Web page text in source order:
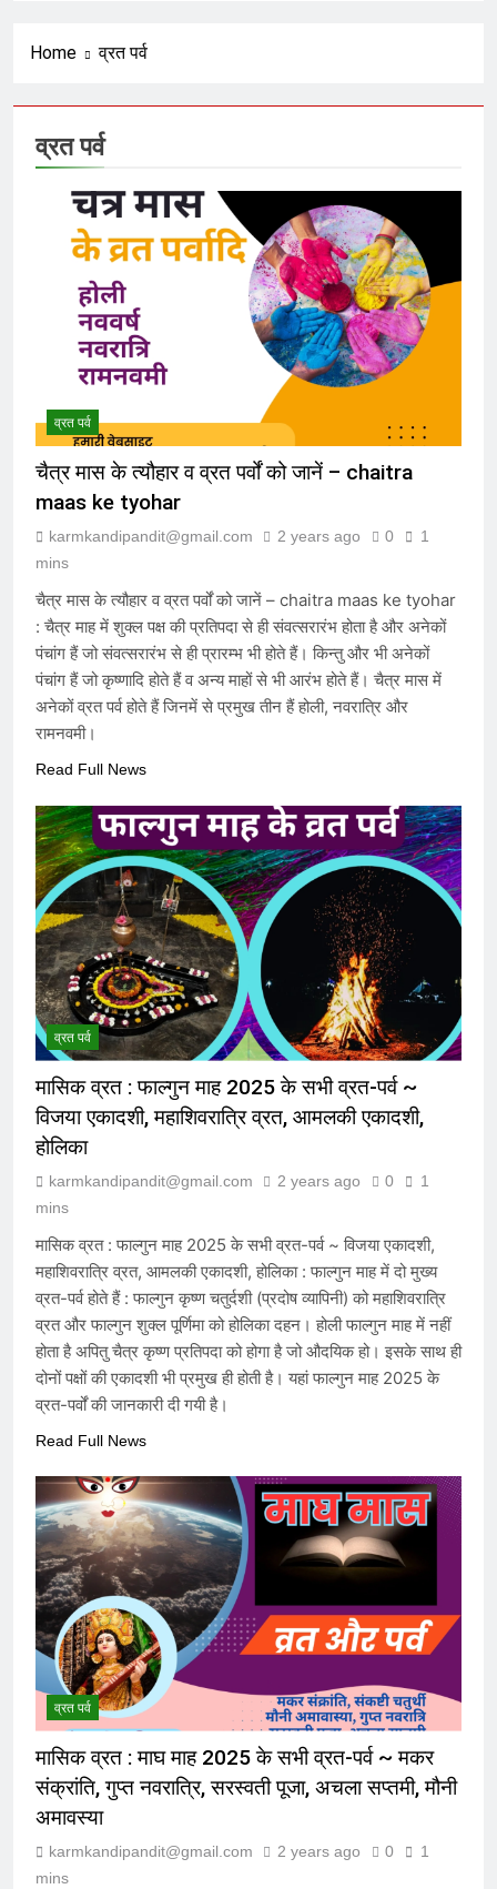
हिसाब तो चुकता करेगा; फिर आगे क्या ?
6 Months Ago
भगवा का नीलान्तरण हो गया और पता ही नहीं
चला
6 Months Ago
शंकराचार्य पर टिप्पणी करने से पूर्व चुल्लू भर
पानी तो ढूंढ लो ‘राष्ट्रवादियों’
विकास की वेदी पर अस्तित्व की आहुति: क्या
२०४७ का भारत केवल एक जलता हुआ खंडहर
होगा?
7 Months Ago
आक्रांताओं से अत्याचारी सरकार – सनातन
पर घनघोर प्रहार
7 Months Ago
हम संविधान के लिये नहीं बने हैं, संविधान हमारे
लिये है – संविधान हमारा निर्माता नहीं, निर्मित
संविदा है
7 Months Ago
संविधान, लोकतंत्र, स्वतंत्रता, समानता का
अनर्थ – रसातल जाता समाज
Home व्रत पर्व
व्रत पर्व
व्रत पर्व
चैत्र मास के त्यौहार व व्रत पर्वों को जानें – chaitra
maas ke tyohar
karmkandipandit@gmail.com 2 years ago 0
1
mins
चैत्र मास के त्यौहार व व्रत पर्वों को जानें – chaitra maas ke tyohar
: चैत्र माह में शुक्ल पक्ष की प्रतिपदा से ही संवत्सरारंभ होता है और अनेकों
पंचांग हैं जो संवत्सरारंभ से ही प्रारम्भ भी होते हैं। किन्तु और भी अनेकों
पंचांग हैं जो कृष्णादि होते हैं व अन्य माहों से भी आरंभ होते हैं। चैत्र मास में
अनेकों व्रत पर्व होते हैं जिनमें से प्रमुख तीन हैं होली, नवरात्रि और
रामनवमी।
Read Full News
व्रत पर्व
मासिक व्रत : फाल्गुन माह 2025 के सभी व्रत-पर्व ~
विजया एकादशी, महाशिवरात्रि व्रत, आमलकी एकादशी,
होलिका
karmkandipandit@gmail.com 2 years ago 0
1
mins
मासिक व्रत : फाल्गुन माह 2025 के सभी व्रत-पर्व ~ विजया एकादशी,
महाशिवरात्रि व्रत, आमलकी एकादशी, होलिका : फाल्गुन माह में दो मुख्य
व्रत-पर्व होते हैं : फाल्गुन कृष्ण चतुर्दशी (प्रदोष व्यापिनी) को महाशिवरात्रि
व्रत और फाल्गुन शुक्ल पूर्णिमा को होलिका दहन। होली फाल्गुन माह में नहीं
होता है अपितु चैत्र कृष्ण प्रतिपदा को होगा है जो औदयिक हो। इसके साथ ही
दोनों पक्षों की एकादशी भी प्रमुख ही होती है। यहां फाल्गुन माह 2025 के
व्रत-पर्वों की जानकारी दी गयी है।
Read Full News
व्रत पर्व
मासिक व्रत : माघ माह 2025 के सभी व्रत-पर्व ~ मकर
संक्रांति, गुप्त नवरात्रि, सरस्वती पूजा, अचला सप्तमी, मौनी
अमावस्या
karmkandipandit@gmail.com 2 years ago 0
1
mins